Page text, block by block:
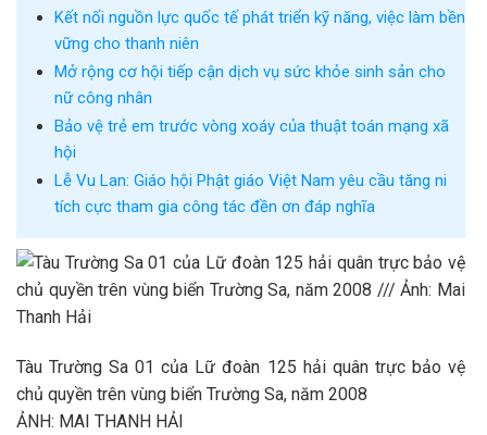
Kết nối nguồn lực quốc tế phát triển kỹ năng, việc làm bền
vững cho thanh niên
Mở rộng cơ hội tiếp cận dịch vụ sức khỏe sinh sản cho
nữ công nhân
Bảo vệ trẻ em trước vòng xoáy của thuật toán mạng xã
hội
Lễ Vu Lan: Giáo hội Phật giáo Việt Nam yêu cầu tăng ni
tích cực tham gia công tác đền ơn đáp nghĩa
Tàu Trường Sa 01 của Lữ đoàn 125 hải quân trực bảo vệ
chủ quyền trên vùng biển Trường Sa, năm 2008
ẢNH: MAI THANH HẢI